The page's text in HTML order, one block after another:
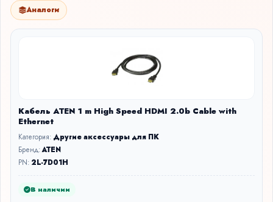
Аналоги
Кабель ATEN 1 m High Speed HDMI 2.0b Cable with
Ethernet
Категория: Другие аксессуары для ПК
Бренд:ATEN
PN: 2L-7D01H
В наличии